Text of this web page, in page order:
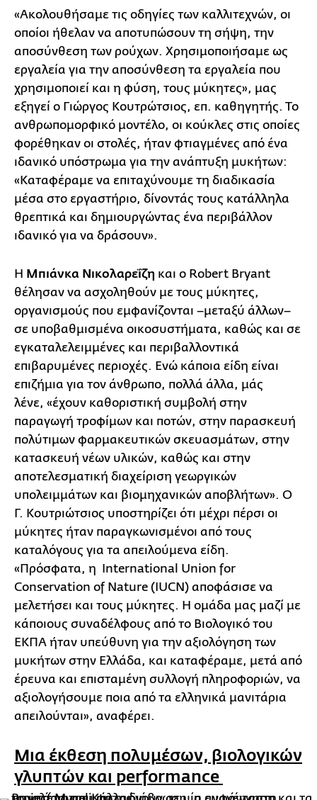
«Ακολουθήσαμε τις οδηγίες των καλλιτεχνών, οι
οποίοι ήθελαν να αποτυπώσουν τη σήψη, την
αποσύνθεση των ρούχων. Χρησιμοποιήσαμε ως
εργαλεία για την αποσύνθεση τα εργαλεία που
χρησιμοποιεί και η φύση, τους μύκητες», μας
εξηγεί ο Γιώργος Κουτρώτσιος, επ. καθηγητής. Το
ανθρωπομορφικό μοντέλο, οι κούκλες στις οποίες
φορέθηκαν οι στολές, ήταν φτιαγμένες από ένα
ιδανικό υπόστρωμα για την ανάπτυξη μυκήτων:
«Καταφέραμε να επιταχύνουμε τη διαδικασία
μέσα στο εργαστήριο, δίνοντάς τους κατάλληλα
θρεπτικά και δημιουργώντας ένα περιβάλλον
ιδανικό για να δράσουν».
Η Μπιάνκα Νικολαρεΐζη και ο Robert Bryant
θέλησαν να ασχοληθούν με τους μύκητες,
οργανισμούς που εμφανίζονται –μεταξύ άλλων–
σε υποβαθμισμένα οικοσυστήματα, καθώς και σε
εγκαταλελειμμένες και περιβαλλοντικά
επιβαρυμένες περιοχές. Ενώ κάποια είδη είναι
επιζήμια για τον άνθρωπο, πολλά άλλα, μάς
λένε, «έχουν καθοριστική συμβολή στην
παραγωγή τροφίμων και ποτών, στην παρασκευή
πολύτιμων φαρμακευτικών σκευασμάτων, στην
κατασκευή νέων υλικών, καθώς και στην
αποτελεσματική διαχείριση γεωργικών
υπολειμμάτων και βιομηχανικών αποβλήτων». Ο
Γ. Κουτριώτσιος υποστηρίζει ότι μέχρι πέρσι οι
μύκητες ήταν παραγκωνισμένοι από τους
καταλόγους για τα απειλούμενα είδη.
«Πρόσφατα, η International Union for
Conservation of Nature (IUCN) αποφάσισε να
μελετήσει και τους μύκητες. Η ομάδα μας μαζί με
κάποιους συναδέλφους από το Βιολογικό του
ΕΚΠΑ ήταν υπεύθυνη για την αξιολόγηση των
μυκήτων στην Ελλάδα, και καταφέραμε, μετά από
έρευνα και επισταμένη συλλογή πληροφοριών, να
αξιολογήσουμε ποια από τα ελληνικά μανιτάρια
απειλούνται», αναφέρει.
Μια έκθεση πολυμέσων, βιολογικών
γλυπτών και performance